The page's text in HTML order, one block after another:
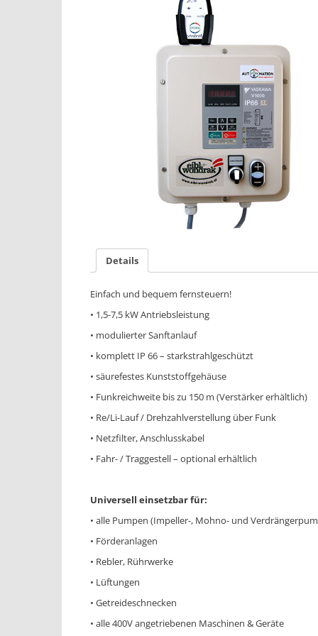
Details
Einfach und bequem fernsteuern!
• 1,5-7,5 kW Antriebsleistung
• modulierter Sanftanlauf
• komplett IP 66 – starkstrahlgeschützt
• säurefestes Kunststoffgehäuse
• Funkreichweite bis zu 150 m (Verstärker erhältlich)
• Re/Li-Lauf / Drehzahlverstellung über Funk
• Netzfilter, Anschlusskabel
• Fahr- / Traggestell – optional erhältlich
Universell einsetzbar für:
• alle Pumpen (Impeller-, Mohno- und
• Förderanlagen
• Rebler, Rührwerke
• Lüftungen
• Getreideschnecken
• alle 400V angetriebenen Maschinen & Geräte